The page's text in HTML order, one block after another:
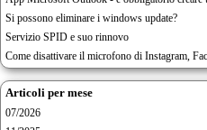
Si possono eliminare i windows update?
Servizio SPID e suo rinnovo
Come disattivare il microfono di Instagram,
Articoli per mese
07/2026